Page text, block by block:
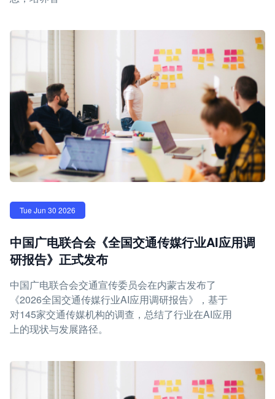
Tue Jun 30 2026
中国广电联合会《全国交通传媒行业AI应用调
研报告》正式发布
中国广电联合会交通宣传委员会在内蒙古发布了
《2026全国交通传媒行业AI应用调研报告》，基于
对145家交通传媒机构的调查，总结了行业在AI应用
上的现状与发展路径。